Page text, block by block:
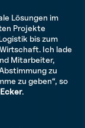
Lösungen im
Projekte
bis zum
Ich lade
Mitarbeiter,
zu
zu geben“, so
Ecker.